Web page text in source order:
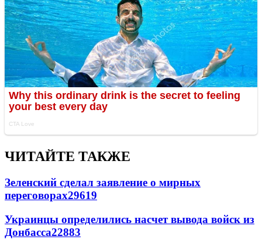
ЧИТАЙТЕ ТАКЖЕ
Зеленский сделал заявление о мирных
переговорах29619
Украинцы определились насчет вывода войск из
Донбасса22883